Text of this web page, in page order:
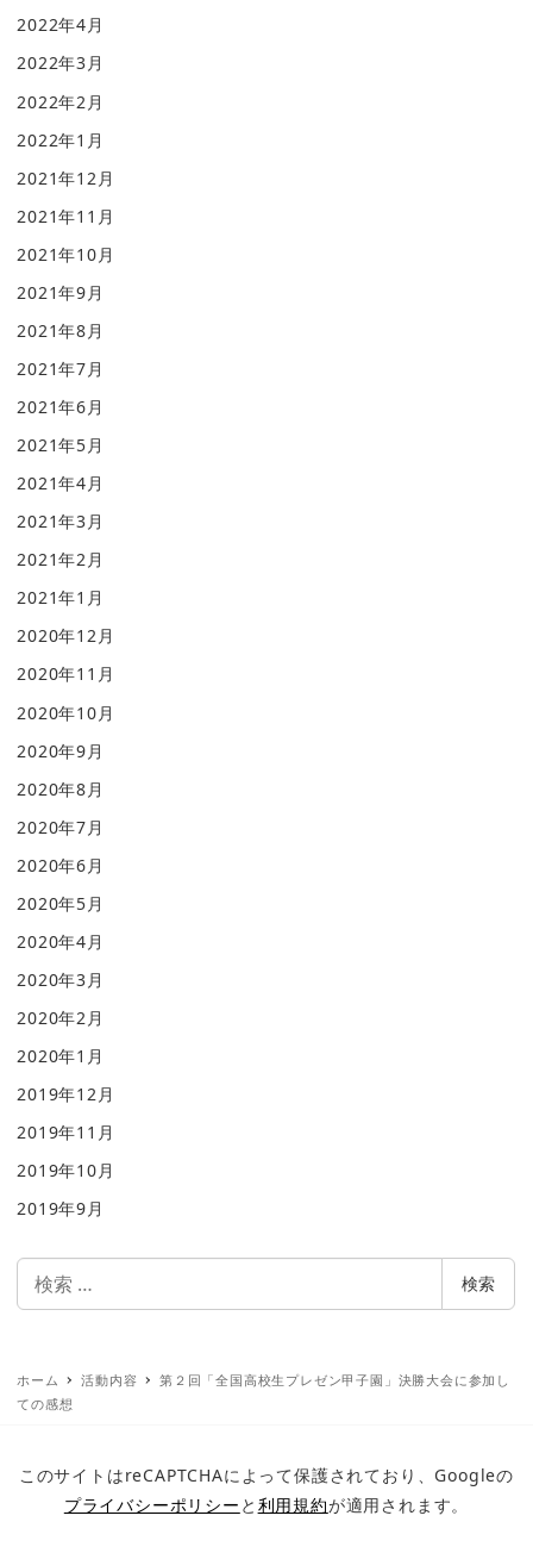
2022年4月
2022年3月
2022年2月
2022年1月
2021年12月
2021年11月
2021年10月
2021年9月
2021年8月
2021年7月
2021年6月
2021年5月
2021年4月
2021年3月
2021年2月
2021年1月
2020年12月
2020年11月
2020年10月
2020年9月
2020年8月
2020年7月
2020年6月
2020年5月
2020年4月
2020年3月
2020年2月
2020年1月
2019年12月
2019年11月
2019年10月
2019年9月
索
検索
ホーム 活動内容
第２回「全国高校生プレゼン甲子園」決勝大会に参加し
ての感想
このサイトはreCAPTCHAによって保護されており、Googleの
プライバシーポリシー と 利用規約が適用されます。